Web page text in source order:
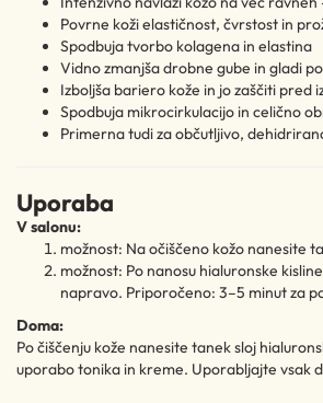
Povrne koži elastičnost, čvrstost in
Spodbuja tvorbo kolagena in elastina
Vidno zmanjša drobne gube in gladi
Izboljša bariero kože in jo zaščiti pred
Spodbuja mikrocirkulacijo in celično
Primerna tudi za občutljivo,
Uporaba
V salonu:
možnost: Na očiščeno kožo nanesite
možnost: Po nanosu hialuronske
napravo. Priporočeno: 3–5 minut za
Doma:
Po čiščenju kože nanesite tanek sloj
uporabo tonika in kreme. Uporabljajte vsak